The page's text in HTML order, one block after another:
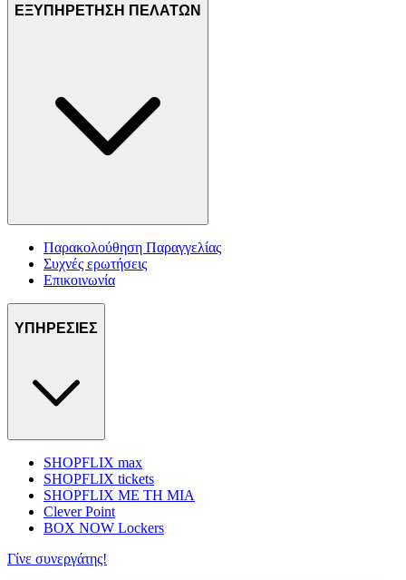
ΕΞΥΠΗΡΕΤΗΣΗ ΠΕΛΑΤΩΝ
Παρακολούθηση Παραγγελίας
Συχνές ερωτήσεις
Επικοινωνία
ΥΠΗΡΕΣΙΕΣ
SHOPFLIX max
SHOPFLIX tickets
SHOPFLIX ΜΕ ΤΗ ΜΙΑ
Clever Point
BOX NOW Lockers
Γίνε συνεργάτης!